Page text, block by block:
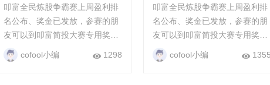
27.82%的单周收益率强
势登顶
叩富全民炼股争霸赛上周盈利排
名公布、奖金已发放，参赛的朋
友可以到叩富简投大赛专用奖金
钱包查看，只要满20元就能直接
提现，每周每月都有现金奖励。
cofool小编 1298
单周收益率高达
43.18%，强势登顶冠军
宝座
叩富全民炼股争霸赛上周盈利排
名公布、奖金已发放，参赛的朋
友可以到叩富简投大赛专用奖金
钱包查看，只要满20元就能直接
提现，每周每月都有现金奖励。
cofool小编